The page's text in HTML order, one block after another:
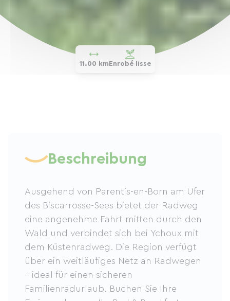
11.00 kmEnrobé lisse
Beschreibung
Ausgehend von Parentis-en-Born am Ufer
des Biscarrosse-Sees bietet der Radweg
eine angenehme Fahrt mitten durch den
Wald und verbindet sich bei Ychoux mit
dem Küstenradweg. Die Region verfügt
über ein weitläufiges Netz an Radwegen
– ideal für einen sicheren
Familienradurlaub. Buchen Sie Ihre